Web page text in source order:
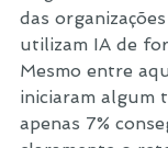
das
utilizam IA de
Mesmo entre
iniciaram algum
apenas 7%